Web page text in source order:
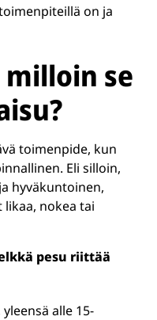
on ja
milloin se
toimenpide, kun
Eli silloin,
hyväkuntoinen,
nokea tai
pesu riittää
alle 15-